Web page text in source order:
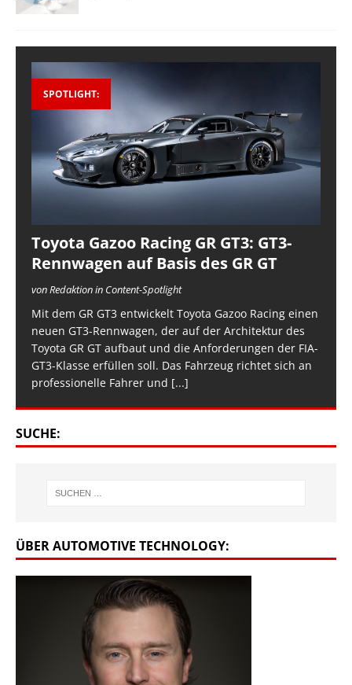
SPOTLIGHT:
Toyota Gazoo Racing GR GT3: GT3-
Rennwagen auf Basis des GR GT
von Redaktion in Content-Spotlight
Mit dem GR GT3 entwickelt Toyota Gazoo Racing einen
neuen GT3-Rennwagen, der auf der Architektur des
Toyota GR GT aufbaut und die Anforderungen der FIA-
GT3-Klasse erfüllen soll. Das Fahrzeug richtet sich an
professionelle Fahrer und [...]
SUCHE:
ÜBER AUTOMOTIVE TECHNOLOGY: